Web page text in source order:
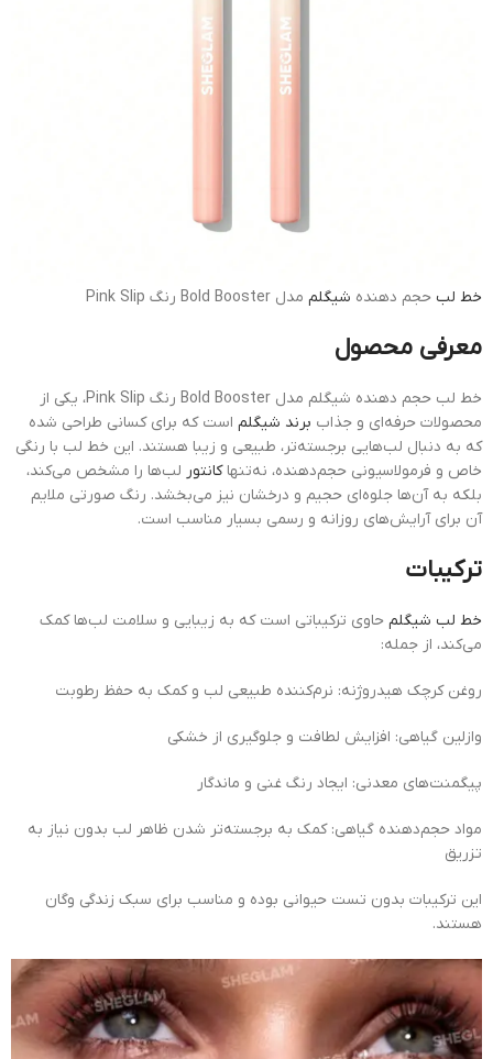
خط لب حجم دهنده شیگلم مدل Bold Booster رنگ Pink Slip
معرفی محصول
خط لب حجم دهنده شیگلم مدل Bold Booster رنگ Pink Slip، یکی از
محصولات حرفه‌ای و جذاب برند شیگلم است که برای کسانی طراحی شده
که به دنبال لب‌هایی برجسته‌تر، طبیعی و زیبا هستند. این خط لب با رنگی
خاص و فرمولاسیونی حجم‌دهنده، نه‌تنهاکانتور لب‌ها را مشخص می‌کند،
بلکه به آن‌ها جلوه‌ای حجیم و درخشان نیز می‌بخشد. رنگ صورتی ملایم
آن برای آرایش‌های روزانه و رسمی بسیار مناسب است.
ترکیبات
خط لب شیگلم حاوی ترکیباتی است که به زیبایی و سلامت لب‌ها کمک
می‌کند، از جمله:
روغن کرچک هیدروژنه: نرم‌کننده طبیعی لب و کمک به حفظ رطوبت
وازلین گیاهی: افزایش لطافت و جلوگیری از خشکی
پیگمنت‌های معدنی: ایجاد رنگ غنی و ماندگار
مواد حجم‌دهنده گیاهی: کمک به برجسته‌تر شدن ظاهر لب بدون نیاز به
تزریق
این ترکیبات بدون تست حیوانی بوده و مناسب برای سبک زندگی وگان
هستند.